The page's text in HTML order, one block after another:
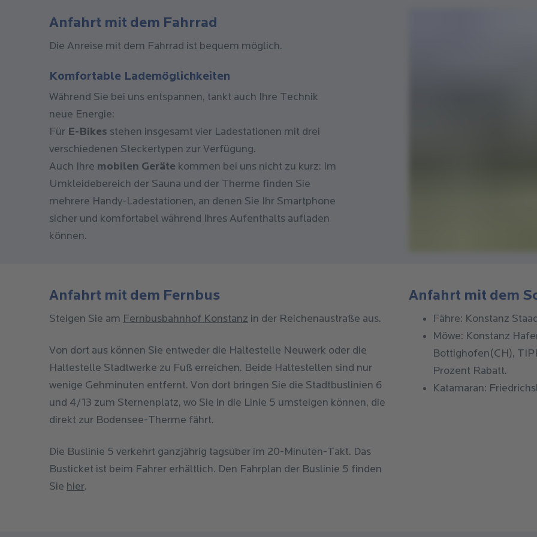
Anfahrt mit dem Fahrrad
Die Anreise mit dem Fahrrad ist bequem möglich.
Komfortable Lademöglichkeiten
Während Sie bei uns entspannen, tankt auch Ihre Technik
neue Energie:
Für E-Bikes stehen insgesamt vier Ladestationen mit drei
verschiedenen Steckertypen zur Verfügung.
Auch Ihre mobilen Geräte kommen bei uns nicht zu kurz: Im
Umkleidebereich der Sauna und der Therme finden Sie
mehrere Handy-Ladestationen, an denen Sie Ihr Smartphone
sicher und komfortabel während Ihres Aufenthalts aufladen
können.
Anfahrt mit dem Fernbus
Steigen Sie am Fernbusbahnhof Konstanz in der Reichenaustraße aus.
Von dort aus können Sie entweder die Haltestelle Neuwerk oder die
Haltestelle Stadtwerke zu Fuß erreichen. Beide Haltestellen sind nur
wenige Gehminuten entfernt. Von dort bringen Sie die Stadtbuslinien 6
und 4/13 zum Sternenplatz, wo Sie in die Linie 5 umsteigen können, die
direkt zur Bodensee-Therme fährt.
Die Buslinie 5 verkehrt ganzjährig tagsüber im 20-Minuten-Takt. Das
Busticket ist beim Fahrer erhältlich. Den Fahrplan der Buslinie 5 finden
Sie hier.
Anfahrt mit dem
Fähre: Konstanz
Möwe: Konstanz
Bottighofen(CH),
Prozent Rabatt.
Katamaran: